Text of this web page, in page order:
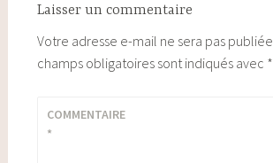
Laisser un commentaire
Votre adresse e-mail ne sera pas publiée.
champs obligatoires sont indiqués avec *
COMMENTAIRE
*